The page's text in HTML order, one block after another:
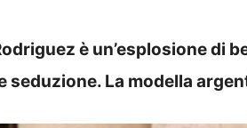
è un’esplosione di
seduzione. La modella